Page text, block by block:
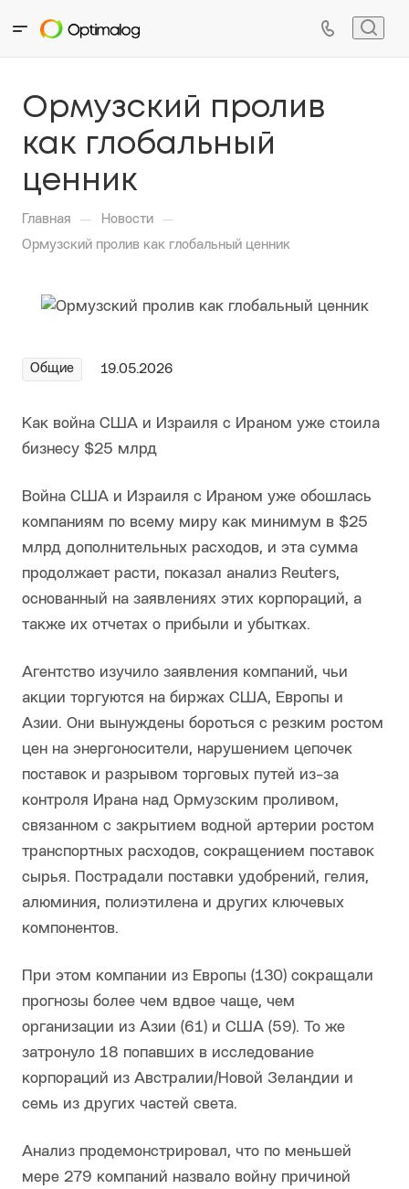
Ормузский пролив
как глобальный
ценник
Главная — Новости —
Ормузский пролив как глобальный ценник
Общие 19.05.2026
Как война США и Израиля с Ираном уже стоила
бизнесу $25 млрд
Война США и Израиля с Ираном уже обошлась
компаниям по всему миру как минимум в $25
млрд дополнительных расходов, и эта сумма
продолжает расти, показал анализ Reuters,
основанный на заявлениях этих корпораций, а
также их отчетах о прибыли и убытках.
Агентство изучило заявления компаний, чьи
акции торгуются на биржах США, Европы и
Азии. Они вынуждены бороться с резким ростом
цен на энергоносители, нарушением цепочек
поставок и разрывом торговых путей из-за
контроля Ирана над Ормузским проливом,
связанном с закрытием водной артерии ростом
транспортных расходов, сокращением поставок
сырья. Пострадали поставки удобрений, гелия,
алюминия, полиэтилена и других ключевых
компонентов.
При этом компании из Европы (130) сокращали
прогнозы более чем вдвое чаще, чем
организации из Азии (61) и США (59). То же
затронуло 18 попавших в исследование
корпораций из Австралии/Новой Зеландии и
семь из других частей света.
Анализ продемонстрировал, что по меньшей
мере 279 компаний назвало войну причиной